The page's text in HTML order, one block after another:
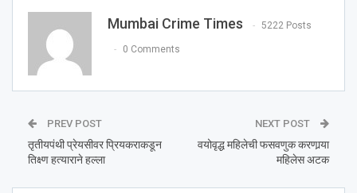
Mumbai Crime Times 5222 Posts
0 Comments
PREV POST
तृतीयपंथी प्रेयसीवर प्रियकराकडून
तिक्ष्ण हत्याराने हल्ला
NEXT POST
वयोवृद्ध महिलेची फसवणुक करणार्‍या
महिलेस अटक